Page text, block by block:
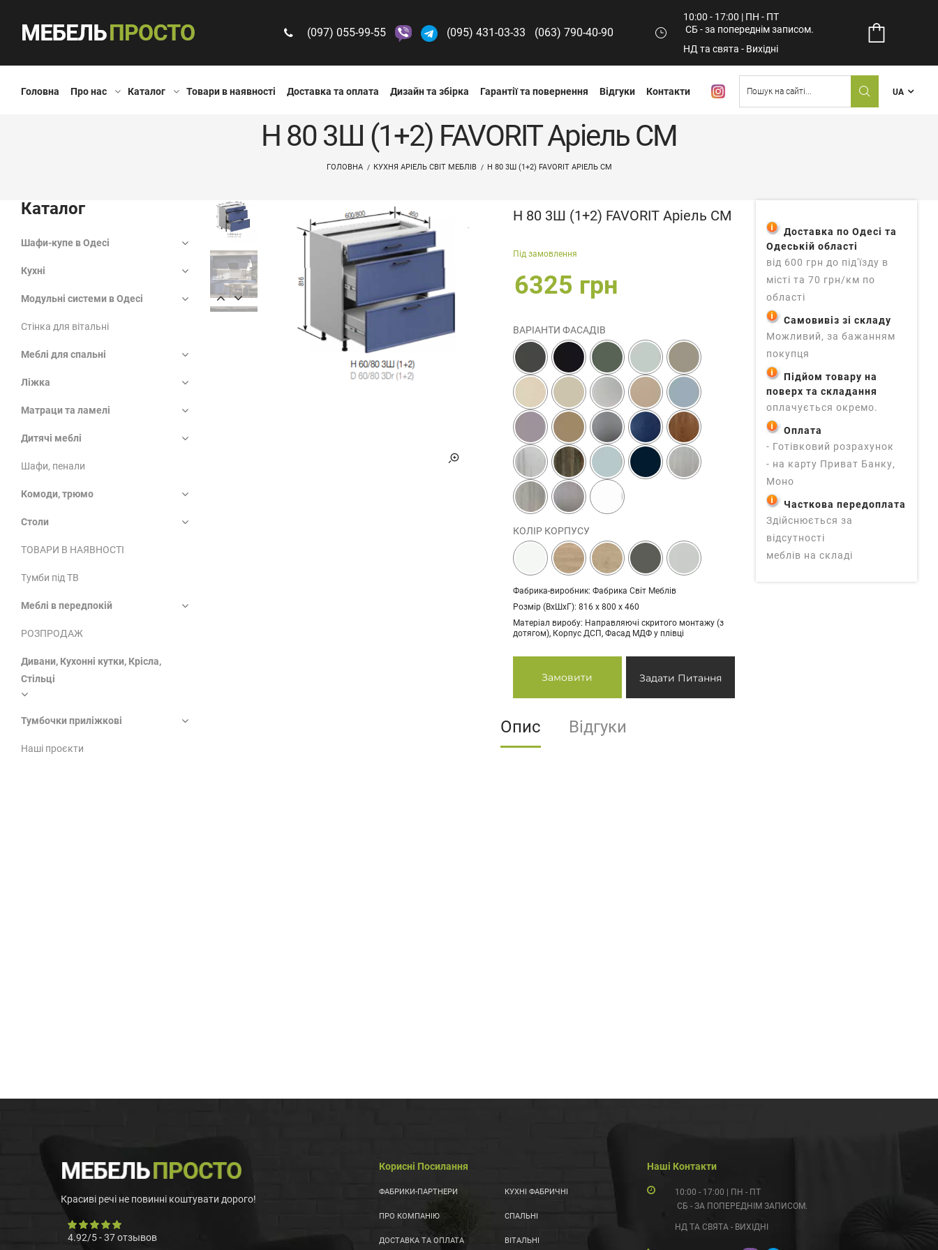
(097) 055-99-55 (095) 431-03-33 (063) 790-40-90
10:00 - 17:00 | ПН - ПТ
СБ - за попереднім записом.
НД та свята - Вихідні
Головна Про нас Каталог Товари в наявності Доставка та оплата Дизайн та збірка Гарантії та повернення Відгуки Контакти UA
Н 80 3Ш (1+2) FAVORIT Аріель СМ
ГОЛОВНА КУХНЯ АРІЕЛЬ СВІТ МЕБЛІВ Н 80 3Ш (1+2) FAVORIT АРІЕЛЬ СМ
Н 80 3Ш (1+2) FAVORIT Аріель СМ
Під замовлення
6325 грн
ВАРІАНТИ ФАСАДІВ
КОЛІР КОРПУСУ
Фабрика-виробник: Фабрика Світ Меблів
Розмір (ВхШхГ): 816 х 800 х 460
Матеріал виробу: Направляючі скритого монтажу (з
дотягом), Корпус ДСП, Фасад МДФ у плівці
Замовити Задати Питання
Доставка по Одесі та
Одеській області
від 600 грн до під'їзду в
місті та 70 грн/км по
області
Самовивіз зі складу
Можливий, за бажанням
покупця
Підйом товару на
поверх та складання
оплачується окремо.
Оплата
- Готівковий розрахунок
- на карту Приват Банку,
Моно
Часткова передоплата
Здійснюється за
відсутності
меблів на складі
Опис Відгуки
Каталог
Шафи-купе в Одесі
Кухні
Модульні системи в Одесі
Стінка для вітальні
Меблі для спальні
Ліжка
Матраци та ламелі
Дитячі меблі
Шафи, пенали
Комоди, трюмо
Столи
ТОВАРИ В НАЯВНОСТІ
Тумби під ТВ
Меблі в передпокій
РОЗПРОДАЖ
Дивани, Кухонні кутки, Крісла,
Стільці
Тумбочки приліжкові
Наші проєкти
Красиві речі не повинні коштувати дорого!
4.92/5-37отзывов
Корисні Посилання
ФАБРИКИ-ПАРТНЕРИ
ПРО КОМПАНІЮ
ДОСТАВКА ТА ОПЛАТА
КУХНІ ФАБРИЧНІ
СПАЛЬНІ
ВІТАЛЬНІ
Наші Контакти
10:00 - 17:00 | ПН - ПТ
СБ - ЗА ПОПЕРЕДНІМ ЗАПИСОМ.
НД ТА СВЯТА - ВИХІДНІ